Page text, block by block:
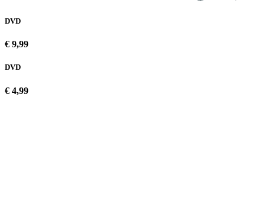
DVD
€ 9,99
DVD
€ 4,99